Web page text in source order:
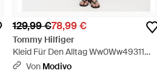
129,99 €78,99 €
Tommy Hilfiger
Kleid Für Den Alltag Ww0Ww49311
Slim Fit - Rot
Von Modivo